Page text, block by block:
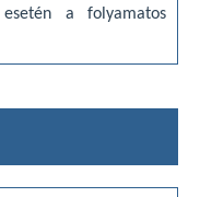
a folyamatos